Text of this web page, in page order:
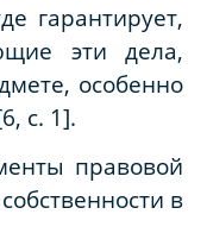
гарантирует,
эти дела,
особенно
с. 1].
правовой
в